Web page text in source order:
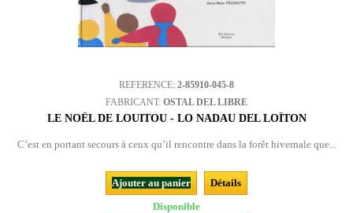
REFERENCE: 2-85910-045-8
FABRICANT: OSTAL DEL LIBRE
LE NOËL DE LOUITOU - LO NADAU DEL LOÏTON
C’est en portant secours à ceux qu’il rencontre dans la forêt hivernale que...
Ajouter au panier
Détails
Disponible